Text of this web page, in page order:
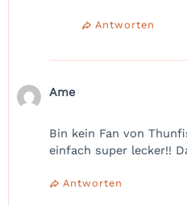
Antworten
Ame
Bin kein Fan von
einfach super lecker!!
Antworten